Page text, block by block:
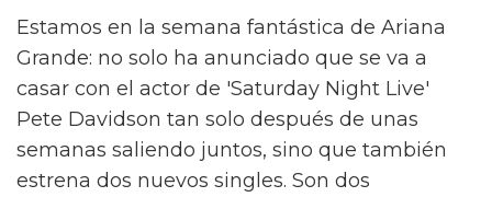
Estamos en la semana fantástica de Ariana
Grande: no solo ha anunciado que se va a
casar con el actor de 'Saturday Night Live'
Pete Davidson tan solo después de unas
semanas saliendo juntos, sino que también
estrena dos nuevos singles. Son dos